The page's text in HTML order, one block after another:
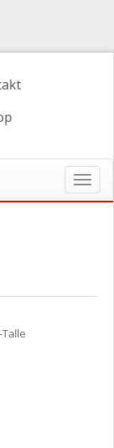
ein-/